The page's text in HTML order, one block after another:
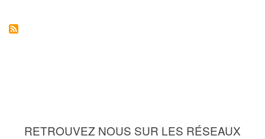
RETROUVEZ NOUS SUR LES RÉSEAUX